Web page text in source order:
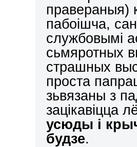
правераныя)
пабоішча,
службовымі
сьмяротных
страшных
проста
зьвязаны з
зацікавіцца
усюды і
будзе.